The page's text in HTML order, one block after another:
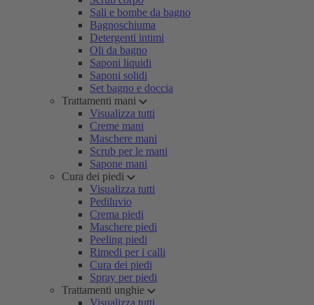
Sali e bombe da bagno
Bagnoschiuma
Detergenti intimi
Oli da bagno
Saponi liquidi
Saponi solidi
Set bagno e doccia
Trattamenti mani
Visualizza tutti
Creme mani
Maschere mani
Scrub per le mani
Sapone mani
Cura dei piedi
Visualizza tutti
Pediluvio
Crema piedi
Maschere piedi
Peeling piedi
Rimedi per i calli
Cura dei piedi
Spray per piedi
Trattamenti unghie
Visualizza tutti